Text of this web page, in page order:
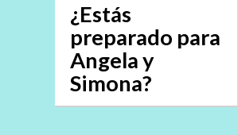
¿Estás
preparado para
Angela y
Simona?